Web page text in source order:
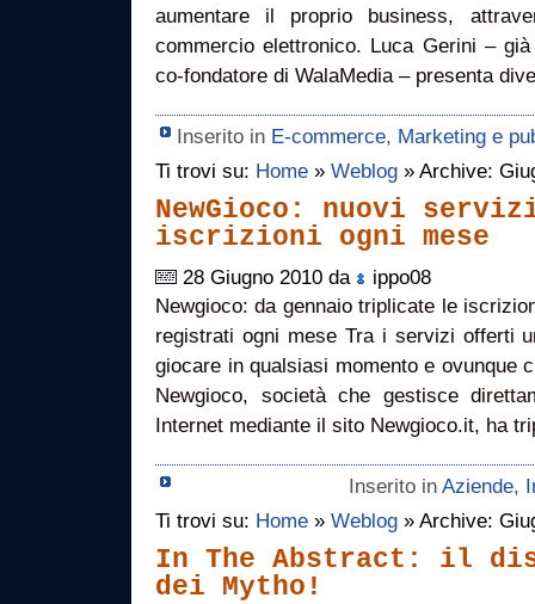
aumentare il proprio business,
commercio elettronico. Luca Gerini –
co-fondatore di WalaMedia – presenta
Inserito in E-commerce, Marketing e
Ti trovi su: Home » Weblog » Archive:
NewGioco: nuovi
iscrizioni ogni mese
28 Giugno 2010 da
ippo08
Newgioco: da gennaio triplicate le
registrati ogni mese Tra i servizi offerti
giocare in qualsiasi momento e ovunque
Newgioco, società che gestisce
Internet mediante il sito Newgioco.it, ha
Inserito in Aziende,
Ti trovi su: Home » Weblog » Archive:
In The Abstract: il
dei Mytho!